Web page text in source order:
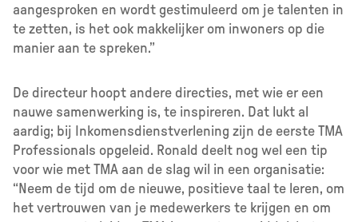
aangesproken en wordt gestimuleerd om je talenten in
te zetten, is het ook makkelijker om inwoners op die
manier aan te spreken.”
De directeur hoopt andere directies, met wie er een
nauwe samenwerking is, te inspireren. Dat lukt al
aardig; bij Inkomensdienstverlening zijn de eerste TMA
Professionals opgeleid. Ronald deelt nog wel een tip
voor wie met TMA aan de slag wil in een organisatie:
“Neem de tijd om de nieuwe, positieve taal te leren, om
het vertrouwen van je medewerkers te krijgen en om